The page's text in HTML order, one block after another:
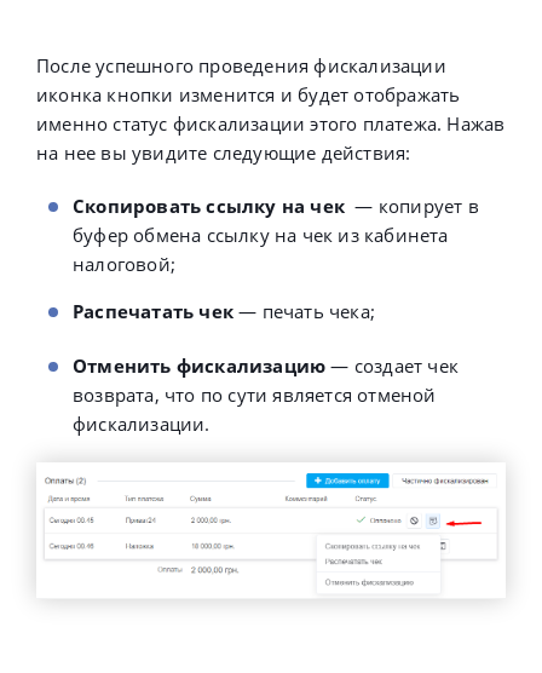
После успешного проведения фискализации
иконка кнопки изменится и будет отображать
именно статус фискализации этого платежа. Нажав
на нее вы увидите следующие действия:
Скопировать ссылку на чек — копирует в
буфер обмена ссылку на чек из кабинета
налоговой;
Распечатать чек — печать чека;
Отменить фискализацию — создает чек
возврата, что по сути является отменой
фискализации.